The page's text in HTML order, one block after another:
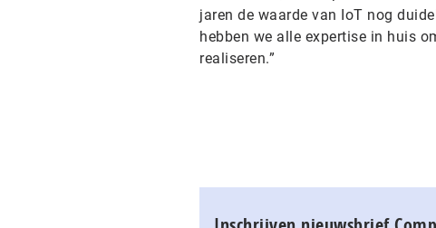
jaren de waarde van IoT nog
hebben we alle expertise in huis
realiseren.”